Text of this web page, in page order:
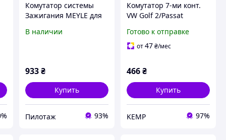
Комутатор системы
Зажигания MEYLE для
В наличии
933 ₴
Купить
Пилотаж 93%
Комутатор 7-ми конт.
VW Golf 2/Passat
Готово к отправке
от47₴/мес
466₴
Купить
KEMP 97%